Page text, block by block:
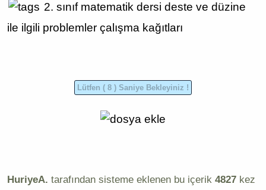
2. sınıf matematik dersi deste ve düzine
ile ilgili problemler çalışma kağıtları
HuriyeA. tarafından sisteme eklenen bu içerik 4827 kez